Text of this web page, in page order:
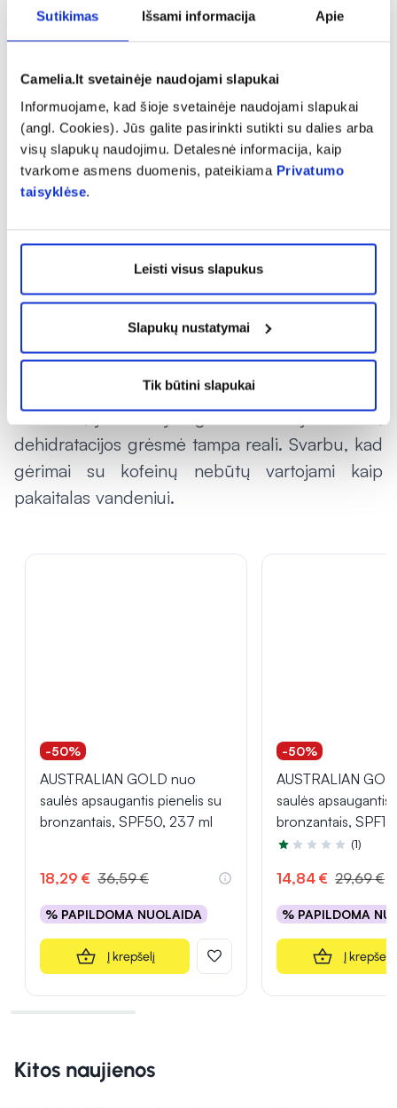
Sutikimas Išsami informacija Apie
Camelia.lt svetainėje naudojami slapukai
Informuojame, kad šioje svetainėje naudojami slapukai
(angl. Cookies). Jūs galite pasirinkti sutikti su dalies arba
visų slapukų naudojimu. Detalesnė informacija, kaip
tvarkome asmens duomenis, pateikiama Privatumo
taisyklėse.
Leisti visus slapukus
Slapukų nustatymai
Tik būtini slapukai
raumenų spazmų pavalgius rizika iš tikrųjų yra
labai maža. Taigi, jeigu valgydami jaučiate
saiką, vengti maudynių po užkandžių ar lengvų
pietų tikrai nereikia“, – nuramina vaistininkė.
Kofeinas dehidratuoja organizmą
Mitas. Kofeinas pasižymi silpnomis diuretinėmis
(šlapimo susidarymo inkstuose skatinimas)
„Kartu su kofeinu suvartojamas vanduo yra
pašalinamas greičiau, bet suvartojant
pakankamą kiekį vandens per parą
dehidratacija vargiai pasireikštų“, –
komentuoja specialistė.
Vis dėlto, jei kava yra geriama vietoj vandens,
dehidratacijos grėsmė tampa reali. Svarbu, kad
gėrimai su kofeinų nebūtų vartojami kaip
pakaitalas vandeniui.
-50%
AUSTRALIAN GOLD nuo
saulės apsaugantis pienelis su
bronzantais, SPF50, 237 ml
18,29 € 36,59 €
% PAPILDOMA NUOLAIDA
Į krepšelį
-50%
AUSTRALIAN
saulės apsaugantis
bronzantais,
Įvertinimas 1.0 iš 5
(1)
14,84 € 29,69 €
% PAPILDOMA
Į krepšelį
Kitos naujienos